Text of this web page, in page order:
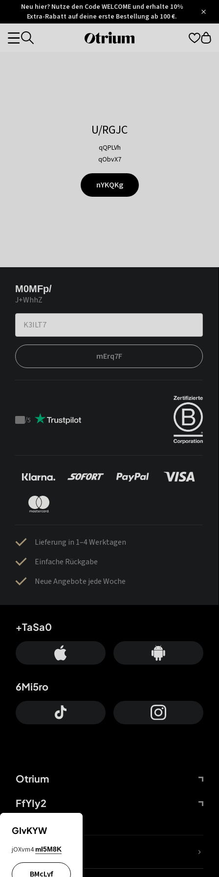
Otrium
Trustpilot
Neu hier? Nutze den Code WELCOME und erhalte 10%
Extra-Rabatt auf deine erste Bestellung ab 100 €.
Otrium
Categories
U/RGJC
qQPLVh
qObvX7
nYKQKg
M0MFp/
J+WhhZ
mErq7F
Trustpilot
/5
Lieferung in 1–4 Werktagen
Einfache Rückgabe
Neue Angebote jede Woche
Otrium
FfYIy2
+TaSa0
6Mi5ro
DDcvSo
GIvKYW
jOXvm4 mI5M8K
BMcLyf